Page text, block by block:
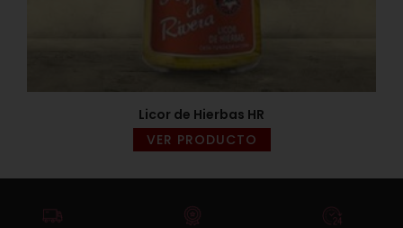
Licor de Hierbas HR
VER PRODUCTO